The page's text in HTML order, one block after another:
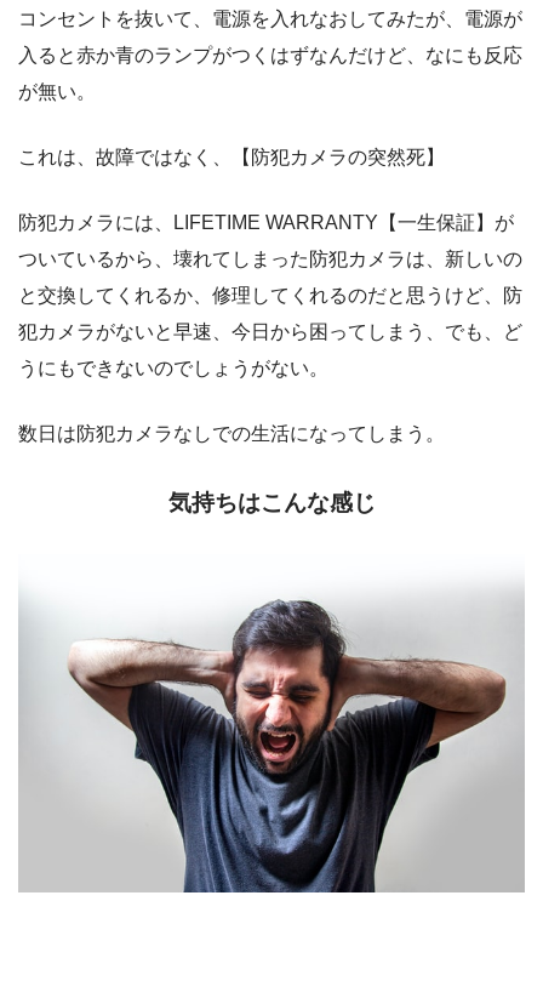
コンセントを抜いて、電源を入れなおしてみたが、電源が
入ると赤か青のランプがつくはずなんだけど、なにも反応
が無い。
これは、故障ではなく、【防犯カメラの突然死】
防犯カメラには、LIFETIME WARRANTY【一生保証】が
ついているから、壊れてしまった防犯カメラは、新しいの
と交換してくれるか、修理してくれるのだと思うけど、防
犯カメラがないと早速、今日から困ってしまう、でも、ど
うにもできないのでしょうがない。
数日は防犯カメラなしでの生活になってしまう。
気持ちはこんな感じ